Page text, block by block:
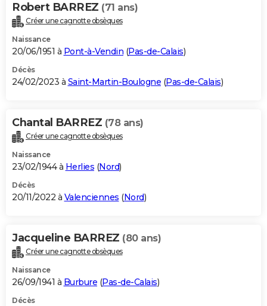
Robert BARREZ (71 ans)
Créer une cagnotte obsèques
Naissance
20/06/1951 à Pont-à-Vendin (Pas-de-Calais)
Décès
24/02/2023 à Saint-Martin-Boulogne (Pas-de-Calais)
Chantal BARREZ (78 ans)
Créer une cagnotte obsèques
Naissance
23/02/1944 à Herlies (Nord)
Décès
20/11/2022 à Valenciennes (Nord)
Jacqueline BARREZ (80 ans)
Créer une cagnotte obsèques
Naissance
26/09/1941 à Burbure (Pas-de-Calais)
Décès